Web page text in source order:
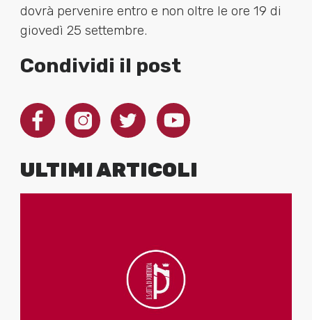
dovrà pervenire entro e non oltre le ore 19 di
giovedì 25 settembre.
Condividi il post
ULTIMI ARTICOLI